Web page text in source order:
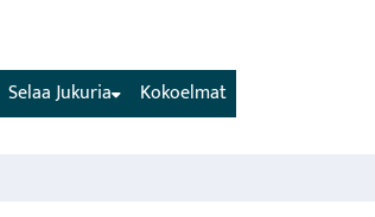
(current) Kokoelmat
Selaa Jukuria